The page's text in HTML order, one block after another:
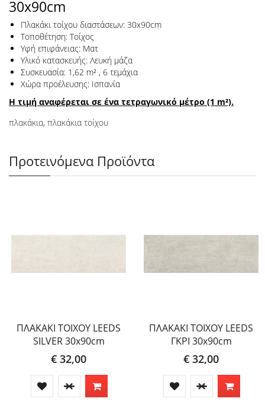
30x90cm
Πλακάκι τοίχου διαστάσεων: 30x90cm
Τοποθέτηση: Τοίχος
Υφή επιφάνειας: Ματ
Υλικό κατασκευής: Λευκή μάζα
Συσκευασία: 1,62 m² , 6 τεμάχια
Χώρα προέλευσης: Ισπανία
Η τιμή αναφέρεται σε ένα τετραγωνικό μέτρο (1 m²).
πλακάκια, πλακάκια τοίχου
Προτεινόμενα Προϊόντα
ΠΛΑΚΑΚΙ ΤΟΙΧΟΥ LEEDS
SILVER 30x90cm
€ 32,00
ΠΛΑΚΑΚΙ ΤΟΙΧΟΥ LEEDS
ΓΚΡΙ 30x90cm
€ 32,00